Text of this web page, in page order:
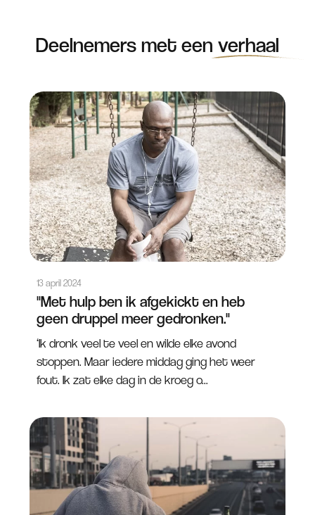
Deelnemers met een verhaal
13 april 2024
"Met hulp ben ik afgekickt en heb
geen druppel meer gedronken."
‘Ik dronk veel te veel en wilde elke avond
stoppen. Maar iedere middag ging het weer
fout. Ik zat elke dag in de kroeg o...